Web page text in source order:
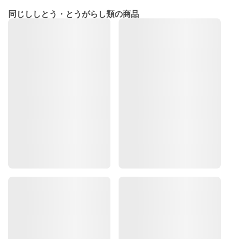
同じししとう・とうがらし類の商品